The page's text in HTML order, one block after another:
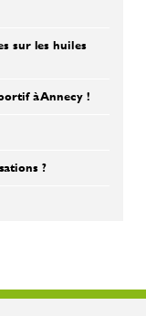
sur les huiles
à Annecy !
?